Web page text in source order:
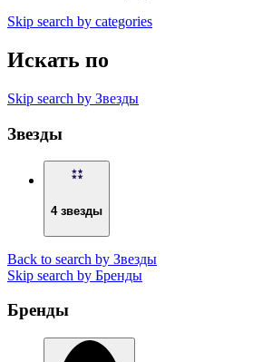
Skip search by categories
Искать по
Skip search by Звезды
Звезды
4 звезды
Back to search by Звезды
Skip search by Бренды
Бренды